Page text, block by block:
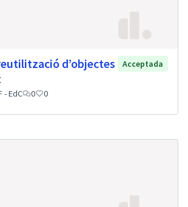
d’objectes
Acceptada
- EdC 0 0